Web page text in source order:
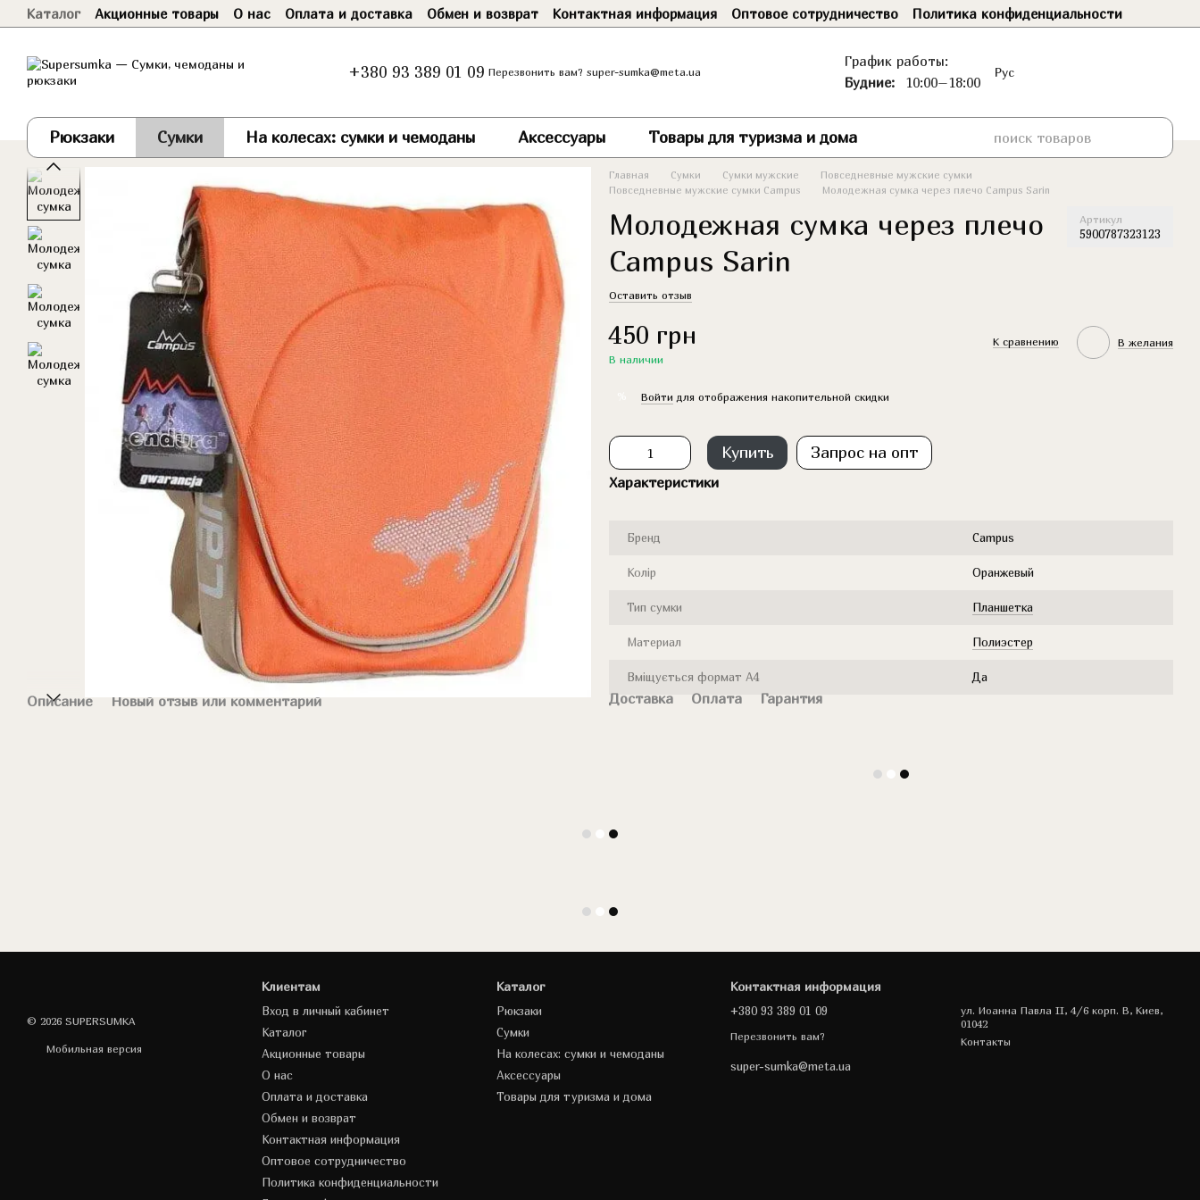
Перейти к основному контенту
Каталог Акционные товары О нас Оплата и доставка Обмен и возврат Контактная информация Оптовое сотрудничество
Политика конфиденциальности
+380 93 389 01 09 Перезвонить вам? super-sumka@meta.ua
График работы:
Будние:
10:00–18:00
Рус
Рюкзаки Сумки На колесах: сумки и чемоданы Аксессуары Товары для туризма и дома
Описание Новый отзыв или комментарий
Главная Сумки Сумки мужские
Повседневные мужские сумки
Повседневные мужские сумки Campus
Молодежная сумка через плечо Campus Sarin
Молодежная сумка через плечо
Campus Sarin
Артикул
5900787323123
Оставить отзыв
450 грн
В наличии
К сравнению В желания
Войти для отображения накопительной скидки
Купить Запрос на опт
Характеристики
Бренд Campus
Колір Оранжевый
Тип сумки Планшетка
Материал Полиэстер
Вміщується формат А4 Да
Доставка Оплата Гарантия
© 2026 SUPERSUMKA
Мобильная версия
Клиентам
Вход в личный кабинет
Каталог
Акционные товары
О нас
Оплата и доставка
Обмен и возврат
Контактная информация
Оптовое сотрудничество
Политика конфиденциальности
Каталог
Рюкзаки
Сумки
На колесах: сумки и чемоданы
Аксессуары
Товары для туризма и дома
Контактная информация
+380 93 389 01 09
Перезвонить вам?
super-sumka@meta.ua
ул. Иоанна Павла II, 4/6 корп. В, Киев,
01042
Контакты